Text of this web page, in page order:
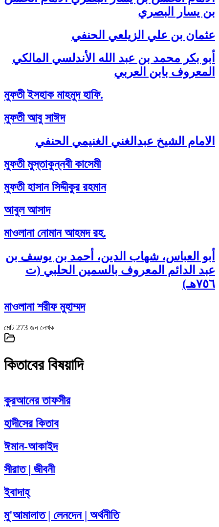
بن يسار البصري
عثمان بن علي الزيلعي الحنفي
أبو بكر محمد بن عبد الله الأندلسي المالكي
المعروف بابن العربي
মুফতী ইসহাক মাহমুদ হাফি.
মুফতী আবু সাঈদ
الامام الشيخ عبدالغني الغنيمي الحنفي
মুফতী মুস্তাকুন্নবী কাসেমী
মুফতী হাসান সিদ্দীকুর রহমান
আবুল আসাদ
মাওলানা নোমান আহমদ রহ.
أبو العباس، شهاب الدين، أحمد بن يوسف بن
عبد الدائم المعروف بالسمين الحلبي (ت
٧٥٦هـ)
মাওলানা শরীফ মুহাম্মদ
মোট 273 জন লেখক
কিতাবের বিষয়াদি
কুরআনের তাফসীর
হাদীসের কিতাব
ঈমান-আকাইদ
সীরাত | জীবনী
ইবাদাহ্
মু'আমালাত | লেনদেন | অর্থনীতি